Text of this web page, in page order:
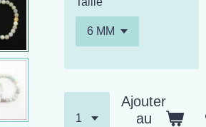
Ajouter
au